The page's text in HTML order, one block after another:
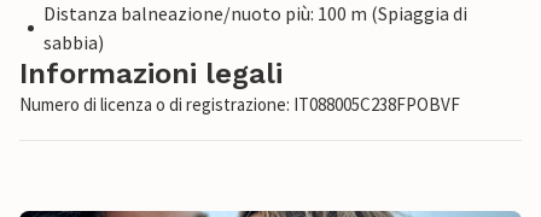
Distanza balneazione/nuoto più: 100 m (Spiaggia di
sabbia)
Informazioni legali
Numero di licenza o di registrazione: IT088005C238FPOBVF